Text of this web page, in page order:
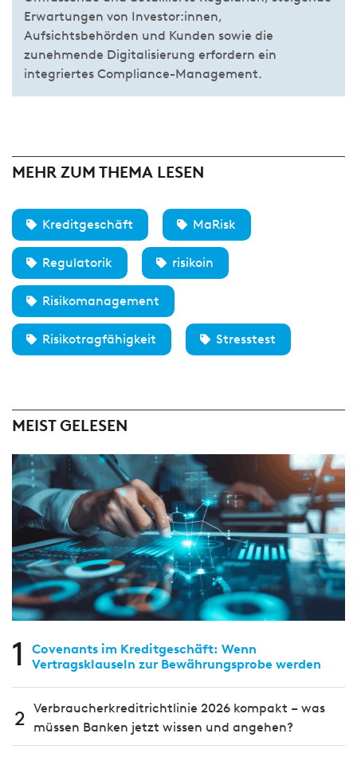
Erwartungen von Investor:innen,
Aufsichtsbehörden und Kunden sowie die
zunehmende Digitalisierung erfordern ein
integriertes Compliance-Management.
MEHR ZUM THEMA LESEN
Kreditgeschäft MaRisk
Regulatorik risikoin
Risikomanagement
Risikotragfähigkeit Stresstest
MEIST GELESEN
1
Covenants im Kreditgeschäft: Wenn
Vertragsklauseln zur Bewährungsprobe werden
2 Verbraucherkreditrichtlinie 2026 kompakt – was
müssen Banken jetzt wissen und angehen?